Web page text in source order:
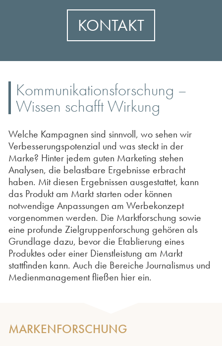
KONTAKT
Kommunikationsforschung –
Wissen schafft Wirkung
Welche Kampagnen sind sinnvoll, wo sehen wir
Verbesserungspotenzial und was steckt in der
Marke? Hinter jedem guten Marketing stehen
Analysen, die belastbare Ergebnisse erbracht
haben. Mit diesen Ergebnissen ausgestattet, kann
das Produkt am Markt starten oder können
notwendige Anpassungen am Werbekonzept
vorgenommen werden. Die Marktforschung sowie
eine profunde Zielgruppenforschung gehören als
Grundlage dazu, bevor die Etablierung eines
Produktes oder einer Dienstleistung am Markt
stattfinden kann. Auch die Bereiche Journalismus und
Medienmanagement fließen hier ein.
MARKENFORSCHUNG